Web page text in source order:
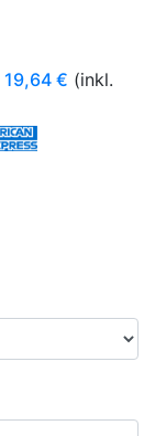
19,64 € (inkl.